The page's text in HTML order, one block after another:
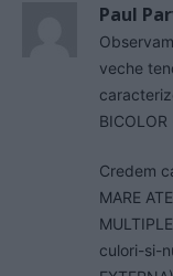
Paul
veche
Credem
MARE
culori-si-